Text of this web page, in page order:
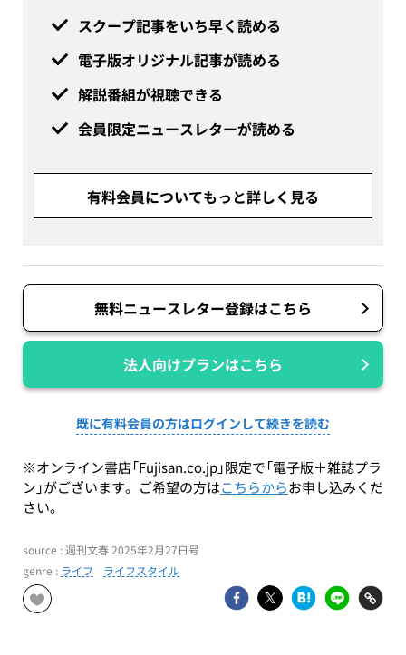
スクープ記事をいち早く読める
電子版オリジナル記事が読める
解説番組が視聴できる
会員限定ニュースレターが読める
有料会員についてもっと詳しく見る
無料ニュースレター登録はこちら
法人向けプランはこちら
既に有料会員の方はログインして続きを読む
※オンライン書店「Fujisan.co.jp」限定で「電子版＋雑誌プラ
ン」がございます。ご希望の方はこちらからお申し込みくだ
さい。
source : 週刊文春 2025年2月27日号
genre : ライフ ライフスタイル